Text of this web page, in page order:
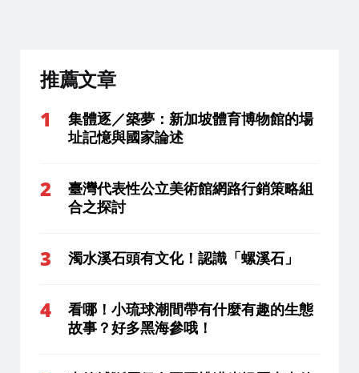
推薦文章
集體逐／築夢：新加坡體育博物館的場
址記憶與國家論述
臺灣代表性公立美術館網路行銷策略組
合之探討
濁水溪石頭有文化！認識「螺溪石」
看哪！小琉球潮間帶有什麼有趣的生態
故事？好多黑海參哦！